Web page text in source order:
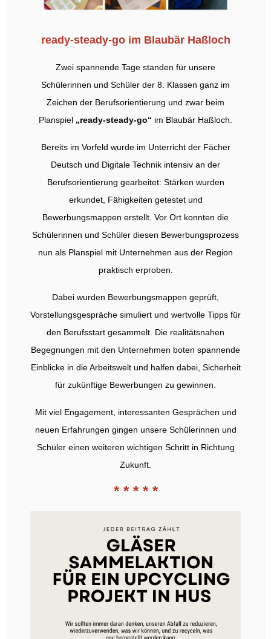
ready-steady-go im Blaubär Haßloch
Zwei spannende Tage standen für unsere
Schülerinnen und Schüler der 8. Klassen ganz im
Zeichen der Berufsorientierung und zwar beim
Planspiel „ready-steady-go“ im Blaubär Haßloch.
Bereits im Vorfeld wurde im Unterricht der Fächer
Deutsch und Digitale Technik intensiv an der
Berufsorientierung gearbeitet: Stärken wurden
erkundet, Fähigkeiten getestet und
Bewerbungsmappen erstellt. Vor Ort konnten die
Schülerinnen und Schüler diesen Bewerbungsprozess
nun als Planspiel mit Unternehmen aus der Region
praktisch erproben.
Dabei wurden Bewerbungsmappen geprüft,
Vorstellungsgespräche simuliert und wertvolle Tipps für
den Berufsstart gesammelt. Die realitätsnahen
Begegnungen mit den Unternehmen boten spannende
Einblicke in die Arbeitswelt und halfen dabei, Sicherheit
für zukünftige Bewerbungen zu gewinnen.
Mit viel Engagement, interessanten Gesprächen und
neuen Erfahrungen gingen unsere Schülerinnen und
Schüler einen weiteren wichtigen Schritt in Richtung
Zukunft.
* * * * *